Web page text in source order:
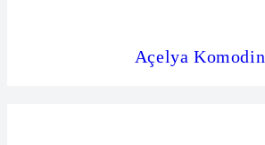
Açelya Komodin